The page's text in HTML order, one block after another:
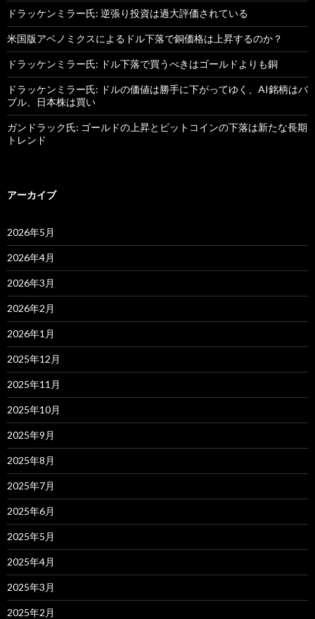
ドラッケンミラー氏: 逆張り投資は過大評価されている
米国版アベノミクスによるドル下落で銅価格は上昇するのか？
ドラッケンミラー氏: ドル下落で買うべきはゴールドよりも銅
ドラッケンミラー氏: ドルの価値は勝手に下がってゆく、AI銘柄はバ
ブル、日本株は買い
ガンドラック氏: ゴールドの上昇とビットコインの下落は新たな長期
トレンド
アーカイブ
2026年5月
2026年4月
2026年3月
2026年2月
2026年1月
2025年12月
2025年11月
2025年10月
2025年9月
2025年8月
2025年7月
2025年6月
2025年5月
2025年4月
2025年3月
2025年2月